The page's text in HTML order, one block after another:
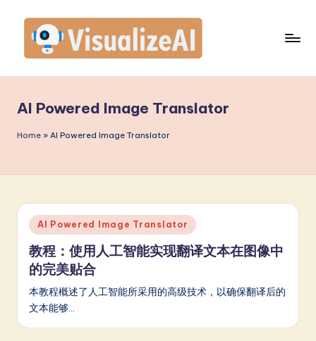
content
u
a
e
A
S
m
AI Powered Image Translator
Home » AI Powered Image Translator
Posted
in
AI Powered Image Translator
教程：使用人工智能实现翻译文本在图像中
的完美贴合
本教程概述了人工智能所采用的高级技术，以确保翻译后的
文本能够…